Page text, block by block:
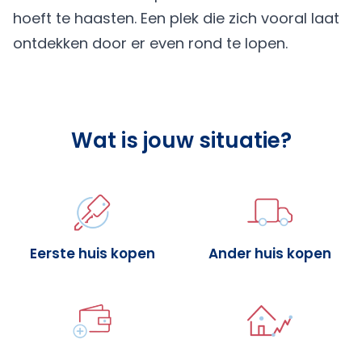
hoeft te haasten. Een plek die zich vooral laat
ontdekken door er even rond te lopen.
Wat is jouw situatie?
Eerste huis kopen Ander huis kopen